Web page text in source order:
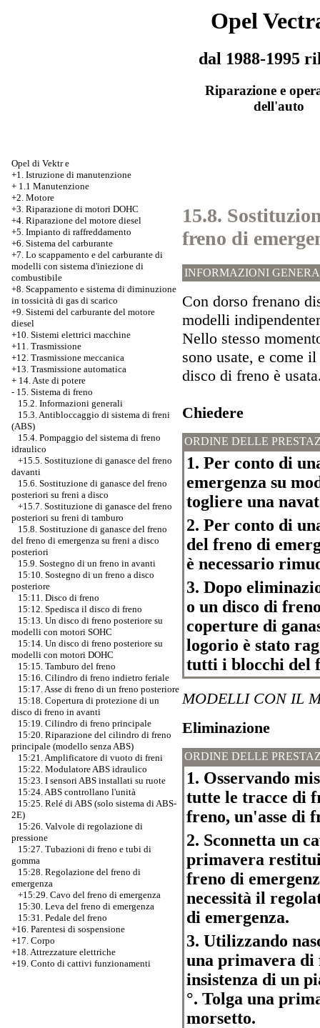
Opel
dal 1988-1995
Riparazione e
dell'auto
Opel di Vektr e
+1. Istruzione di manutenzione
+ 1.1 Manutenzione
+2. Motore
+3. Riparazione di motori DOHC
+4. Riparazione del motore diesel
+5. Impianto di raffreddamento
+6. Sistema del carburante
+7. Lo scappamento e del carburante di
modelli con sistema d'iniezione di
combustibile
+8. Scappamento e sistema di diminuzione
in tossicità di gas di scarico
+9. Sistemi del carburante del motore
diesel
+10. Sistemi elettrici macchine
+11. Trasmissione
+12. Trasmissione meccanica
+13. Trasmissione automatica
+ 14. Aste di potere
- 15. Sistema di freno
15.2. Informazioni generali
15.3. Antibloccaggio di sistema di freni
(ABS)
15.4. Pompaggio del sistema di freno
idraulico
+15.5. Sostituzione di ganasce del freno
davanti
15.6. Sostituzione di ganasce del freno
posteriori su freni a disco
+15.7. Sostituzione di ganasce del freno
posteriori su freni di tamburo
15.8. Sostituzione di ganasce del freno
del freno di emergenza su freni a disco
posteriori
15.9. Sostegno di un freno in avanti
15:10. Sostegno di un freno a disco
posteriore
15:11. Disco di freno
15:12. Spedisca il disco di freno
15:13. Un disco di freno posteriore su
modelli con motori SOHC
15:14. Un disco di freno posteriore su
modelli con motori DOHC
15:15. Tamburo del freno
15:16. Cilindro di freno indietro feriale
15:17. Asse di freno di un freno posteriore
15:18. Copertura di protezione di un
disco di freno in avanti
15:19. Cilindro di freno principale
15:20. Riparazione del cilindro di freno
principale (modello senza ABS)
15:21. Amplificatore di vuoto di freni
15:22. Modulatore ABS idraulico
15:23. I sensori ABS installati su ruote
15:24. ABS controllano l'unità
15:25. Relé di ABS (solo sistema di ABS-
2E)
15:26. Valvole di regolazione di
pressione
15:27. Tubazioni di freno e tubi di
gomma
15:28. Regolazione del freno di
emergenza
+15:29. Cavo del freno di emergenza
15:30. Leva del freno di emergenza
15:31. Pedale del freno
+16. Parentesi di sospensione
+17. Corpo
+18. Attrezzature elettriche
+19. Conto di cattivi funzionamenti
15.8.
freno di
INFORMAZIONI
Con dorso frenano
modelli
Nello stesso
sono usate, e come
disco di freno è
Chiedere
ORDINE DELLE
1. Per conto di
emergenza su
togliere una
2. Per conto di
del freno di
è necessario
3. Dopo
o un disco di
coperture di
logorio è stato
tutti i blocchi del
MODELLI CON IL
Eliminazione
ORDINE DELLE
1. Osservando
tutte le tracce di
freno, un'asse di
2. Sconnetta un
primavera
freno di
necessità il
di emergenza.
3. Utilizzando
una primavera di
insistenza di un
°. Tolga una
morsetto.